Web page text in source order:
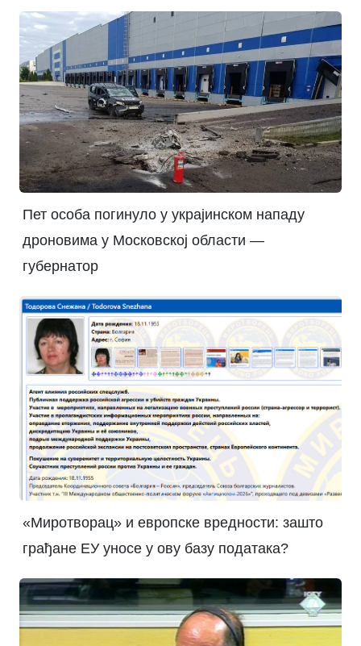
Пет особа погинуло у украјинском нападу
дроновима у Московској области —
губернатор
«Миротворац» и европске вредности: зашто
грађане ЕУ уносе у ову базу података?